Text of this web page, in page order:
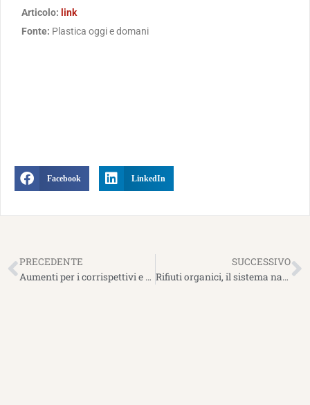
Articolo: link
Fonte: Plastica oggi e domani
Facebook LinkedIn
Precedente
PRECEDENTE
Aumenti per i corrispettivi e nuove tariffe per le bioplastiche compostabili
SUCCESSIVO
Rifiuti organici, il sistema nazionale di riciclo è in difficoltà